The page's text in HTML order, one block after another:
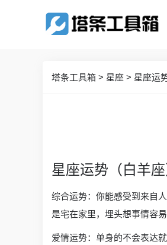
塔条工具箱 > 星座 > 星座运
星座运势（白羊座
综合运势：你能感受到来自
是宅在家里，埋头想事情容易
爱情运势：单身的不会表达